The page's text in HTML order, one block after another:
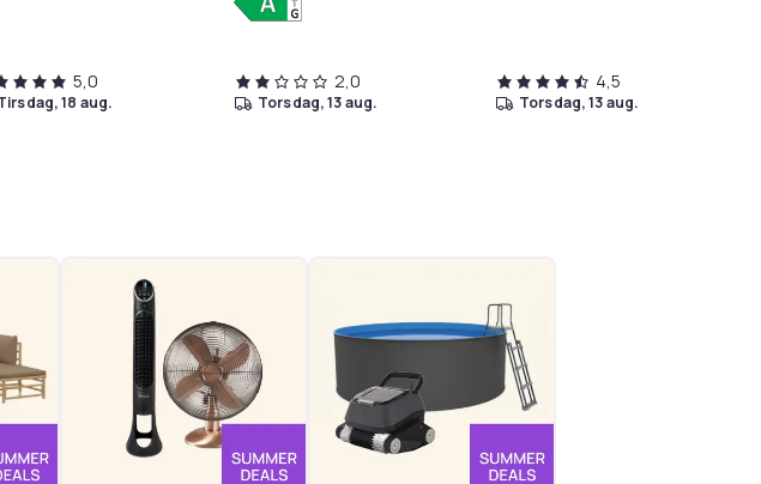
5,0
tirsdag, 18 aug.
microSD slot - LCD-display
2,0
torsdag, 13 aug.
4,5
torsdag, 13 aug.